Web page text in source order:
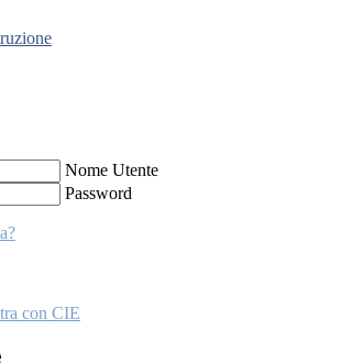
Nome Utente
Password
con CIE